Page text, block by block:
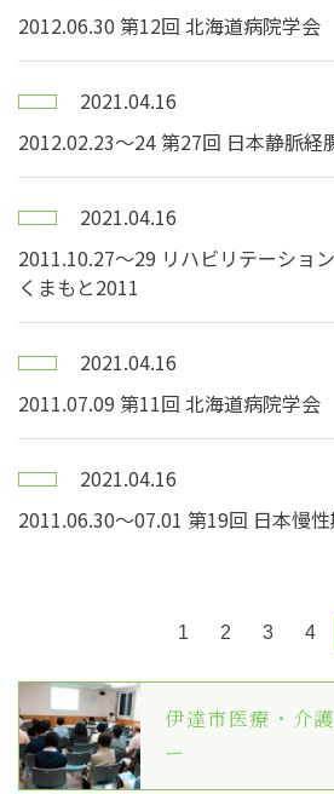
2012.06.30 第12回 北海道病院学会
2021.04.16
2012.02.23～24 第27回 日本静脈経
2021.04.16
2011.10.27～29 リハビリテーショ
くまもと2011
2021.04.16
2011.07.09 第11回 北海道病院学会
2021.04.16
2011.06.30～07.01 第19回 日本慢
1 2 3 4
伊達市医療・介
ー